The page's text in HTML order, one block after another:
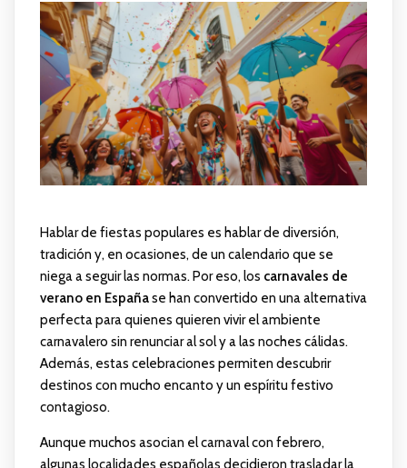
Hablar de fiestas populares es hablar de diversión,
tradición y, en ocasiones, de un calendario que se
niega a seguir las normas. Por eso, los carnavales de
verano en Españase han convertido en una alternativa
perfecta para quienes quieren vivir el ambiente
carnavalero sin renunciar al sol y a las noches cálidas.
Además, estas celebraciones permiten descubrir
destinos con mucho encanto y un espíritu festivo
contagioso.
Aunque muchos asocian el carnaval con febrero,
algunas localidades españolas decidieron trasladar la